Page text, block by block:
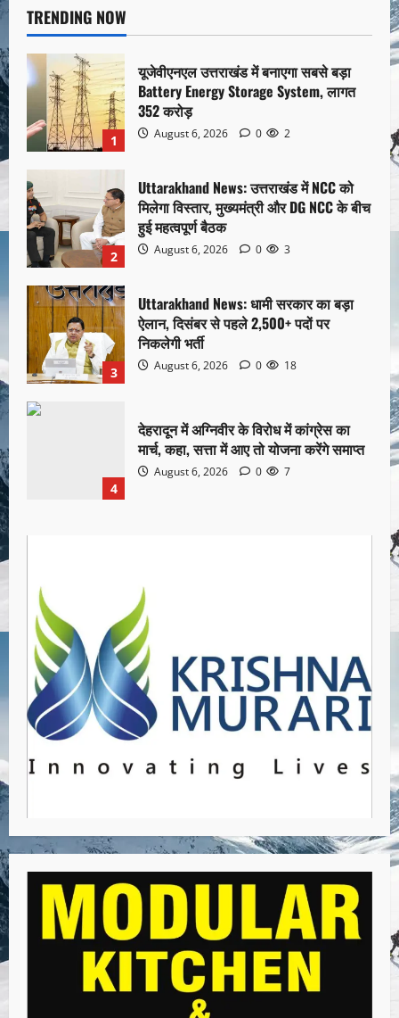
TRENDING NOW
1
यूजेवीएनएल उत्तराखंड में बनाएगा सबसे बड़ा
Battery Energy Storage System, लागत
352 करोड़
August 6, 2026 0 2
2
Uttarakhand News: उत्तराखंड में NCC को
मिलेगा विस्तार, मुख्यमंत्री और DG NCC के बीच
हुई महत्वपूर्ण बैठक
August 6, 2026 0 3
3
Uttarakhand News: धामी सरकार का बड़ा
ऐलान, दिसंबर से पहले 2,500+ पदों पर
निकलेगी भर्ती
August 6, 2026 0 18
4
देहरादून में अग्निवीर के विरोध में कांग्रेस का
मार्च, कहा, सत्ता में आए तो योजना करेंगे समाप्त
August 6, 2026 0 7